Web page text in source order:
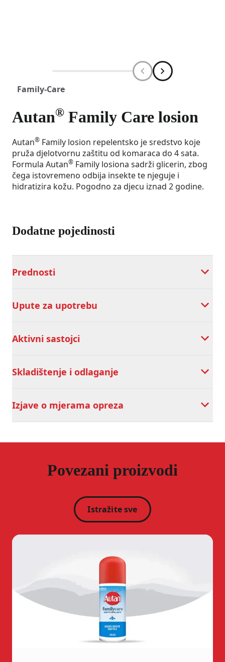
Family-Care
Autan® Family Care losion
Autan® Family losion repelentsko je sredstvo koje
pruža djelotvornu zaštitu od komaraca do 4 sata.
Formula Autan® Family losiona sadrži glicerin, zbog
čega istovremeno odbija insekte te njeguje i
hidratizira kožu. Pogodno za djecu iznad 2 godine.
Dodatne pojedinosti
Prednosti
Upute za upotrebu
Aktivni sastojci
Skladištenje i odlaganje
Izjave o mjerama opreza
Povezani proizvodi
Istražite sve